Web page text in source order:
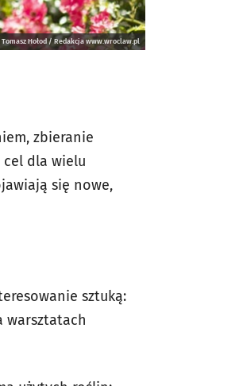
Tomasz Hołod / Redakcja www.wroclaw.pl
zbieranie
cel dla wielu
się nowe,
sztuką:
warsztatach